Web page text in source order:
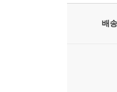
배